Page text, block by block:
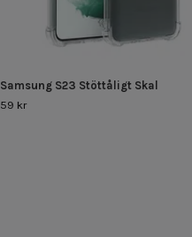
Samsung S23 Stöttåligt Skal
59 kr